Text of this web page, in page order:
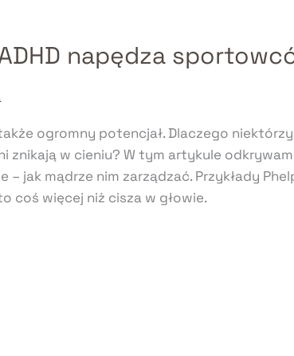
napędza
ogromny potencjał. Dlaczego
znikają w cieniu? W tym artykule
jak mądrze nim zarządzać. Przykłady
coś więcej niż cisza w głowie.